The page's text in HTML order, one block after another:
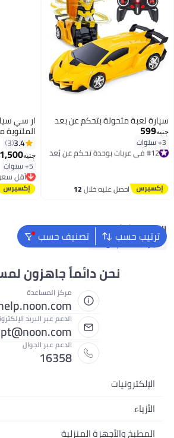
سيارة لعبة متحولة بتحكم عن بعد
جنيه599
3+ سنوات #12 في عربات بوحدة تحكم عن بُعد
توصيل مجاني
احصل عليه خلال12
ار سي
هرتز3.4
3
جنيه1,500
5+ سنوات أقل سعر في
توصيل
أقل سعر
ترتيب حسب تصنيف حسب البحث الشائع
سيارة بالتحكم عن بعد
نحن دائماً جاهزون
مركز المساعدة
الدعم عبر البريد
الدعم عبر الجوال
16358
الإلكترونيات
الهواتف المتحركة
الأزياء
أزياء نسائية
المطبخ والأجهزة المنزلية